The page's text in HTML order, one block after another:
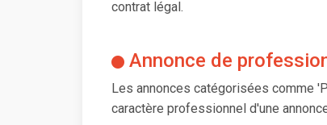
contrat légal.
Annonce de
Les annonces catégorisées comme
caractère professionnel d'une